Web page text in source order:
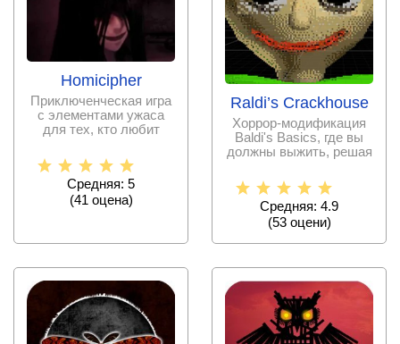
Homicipher
Приключенческая игра
с элементами ужаса
для тех, кто любит
Средняя: 5
(41 оценa)
Raldi’s Crackhouse
Хоррор-модификация
Baldi's Basics, где вы
должны выжить, решая
Средняя: 4.9
(53оцени)